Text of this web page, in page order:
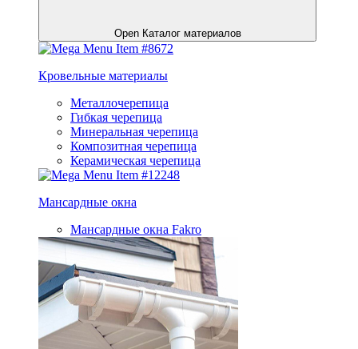
Open Каталог материалов
Кровельные материалы
Металлочерепица
Гибкая черепица
Минеральная черепица
Композитная черепица
Керамическая черепица
Мансардные окна
Мансардные окна Fakro